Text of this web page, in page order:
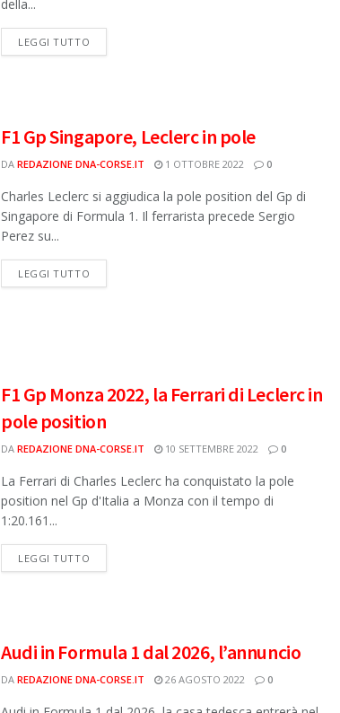
della...
LEGGI TUTTO
F1 Gp Singapore, Leclerc in pole
DA REDAZIONE DNA-CORSE.IT 1 OTTOBRE 2022 0
Charles Leclerc si aggiudica la pole position del Gp di
Singapore di Formula 1. Il ferrarista precede Sergio
Perez su...
LEGGI TUTTO
F1 Gp Monza 2022, la Ferrari di Leclerc in
pole position
DA REDAZIONE DNA-CORSE.IT 10 SETTEMBRE 2022 0
La Ferrari di Charles Leclerc ha conquistato la pole
position nel Gp d'Italia a Monza con il tempo di
1:20.161...
LEGGI TUTTO
Audi in Formula 1 dal 2026, l’annuncio
DA REDAZIONE DNA-CORSE.IT 26 AGOSTO 2022 0